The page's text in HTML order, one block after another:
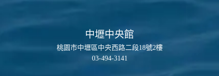
中壢中央館
桃園市中壢區中央西路二段18號2樓
03-494-3141